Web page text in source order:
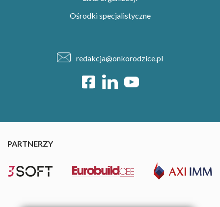
Ośrodki specjalistyczne
redakcja@onkorodzice.pl
PARTNERZY